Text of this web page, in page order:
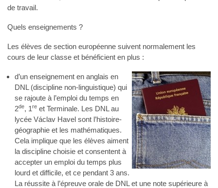
de travail.
Quels enseignements ?
Les élèves de section européenne suivent normalement les
cours de leur classe et bénéficient en plus :
d’un enseignement en anglais en
DNL (discipline non-linguistique) qui
se rajoute à l’emploi du temps en
2de, 1re et Terminale. Les DNL au
lycée Václav Havel sont l’histoire-
géographie et les mathématiques.
Cela implique que les élèves aiment
la discipline choisie et consentent à
accepter un emploi du temps plus
lourd et difficile, et ce pendant 3 ans.
La réussite à l’épreuve orale de DNL et une note supérieure à